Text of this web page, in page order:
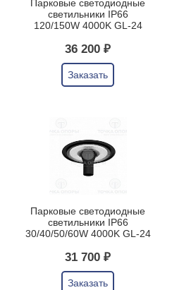
Парковые светодиодные
светильники IP66
120/150W 4000K GL-24
36 200 ₽
Заказать
Парковые светодиодные
светильники IP66
30/40/50/60W 4000K GL-24
31 700 ₽
Заказать